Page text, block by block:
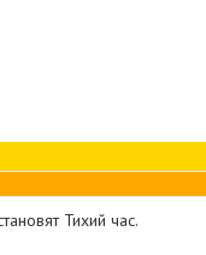
Тихий час.